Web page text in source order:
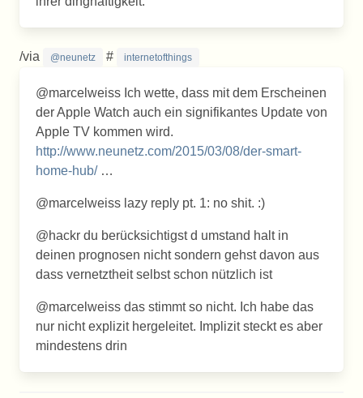
/via @neunetz # internetofthings
der Apple Watch auch ein signifikantes Update von
Apple TV kommen wird.
http://www.neunetz.com/2015/03/08/der-smart-
home-hub/…
@marcelweiss lazy reply pt. 1: no shit. :)
@hackr du berücksichtigst d umstand halt in
deinen prognosen nicht sondern gehst davon aus
dass vernetztheit selbst schon nützlich ist
@marcelweiss das stimmt so nicht. Ich habe das
nur nicht explizit hergeleitet. Implizit steckt es aber
mindestens drin